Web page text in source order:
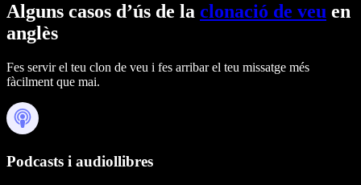
Alguns casos d’ús de la clonació de veu en
anglès
Fes servir el teu clon de veu i fes arribar el teu missatge més
fàcilment que mai.
Podcasts i audiollibres